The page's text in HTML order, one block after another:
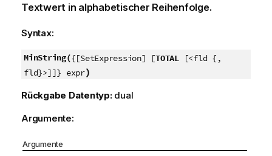
Textwert in alphabetischer Reihenfolge.
Syntax:
MinString({[SetExpression] [TOTAL[<fld {,
fld}>]]} expr)
Rückgabe Datentyp: dual
Argumente:
Argumente